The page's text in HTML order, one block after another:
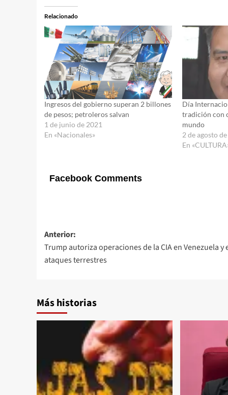
Relacionado
Ingresos del gobierno superan 2 billones
de pesos; petroleros salvan
1 de junio de 2021
En «Nacionales»
Día
tradición con
mundo
2 de agosto
En
Facebook Comments
Navegación
de
entradas
Anterior:
Trump autoriza operaciones de la CIA en Venezuela y
ataques terrestres
Más historias